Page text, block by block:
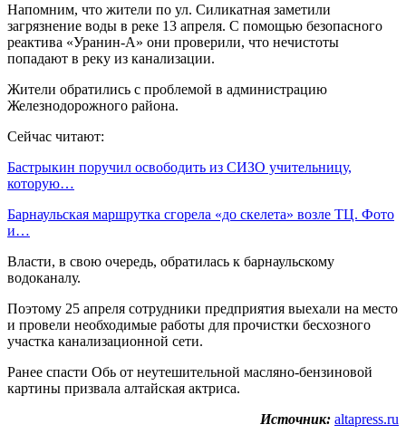
Напомним, что жители по ул. Силикатная заметили
загрязнение воды в реке 13 апреля. С помощью безопасного
реактива «Уранин-А» они проверили, что нечистоты
попадают в реку из канализации.
Жители обратились с проблемой в администрацию
Железнодорожного района.
Сейчас читают:
Бастрыкин поручил освободить из СИЗО учительницу,
которую…
Барнаульская маршрутка сгорела «до скелета» возле ТЦ. Фото
и…
Власти, в свою очередь, обратилась к барнаульскому
водоканалу.
Поэтому 25 апреля сотрудники предприятия выехали на место
и провели необходимые работы для прочистки бесхозного
участка канализационной сети.
Ранее спасти Обь от неутешительной масляно-бензиновой
картины призвала алтайская актриса.
Источник: altapress.ru